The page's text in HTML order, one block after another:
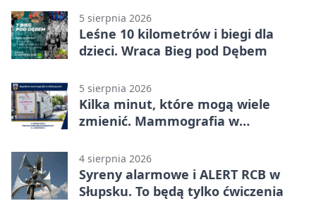
5 sierpnia 2026
Leśne 10 kilometrów i biegi dla
dzieci. Wraca Bieg pod Dębem
5 sierpnia 2026
Kilka minut, które mogą wiele
zmienić. Mammografia w
4 sierpnia 2026
Syreny alarmowe i ALERT RCB w
Słupsku. To będą tylko ćwiczenia